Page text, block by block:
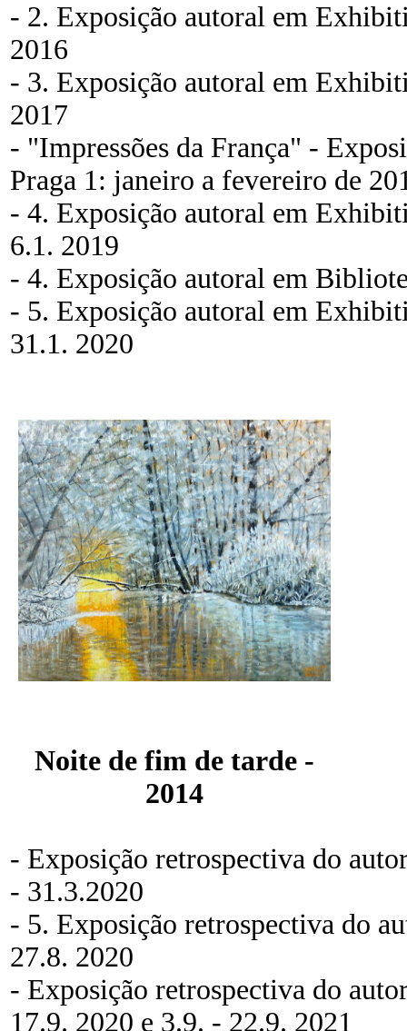
- 2. Exposição autoral em
2016
- 3. Exposição autoral em
2017
- "Impressões da França" -
Praga 1: janeiro a fevereiro de
- 4. Exposição autoral em
6.1. 2019
- 4. Exposição autoral em
- 5. Exposição autoral em
31.1. 2020
Noite de fim de tarde -
2014
- Exposição retrospectiva do
- 31.3.2020
- 5. Exposição retrospectiva do
27.8. 2020
- Exposição retrospectiva do
17.9. 2020 e 3.9. - 22.9. 2021